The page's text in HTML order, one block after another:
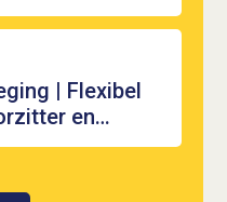
| Flexibel
en